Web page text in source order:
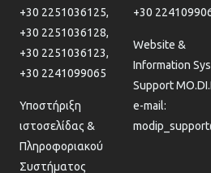
+30 2251036125,
+30 2251036128,
+30 2251036123,
+30 2241099065
Υποστήριξη
ιστοσελίδας &
Πληροφοριακού
Συστήματος
+30
Website &
Information
Support
e-mail: